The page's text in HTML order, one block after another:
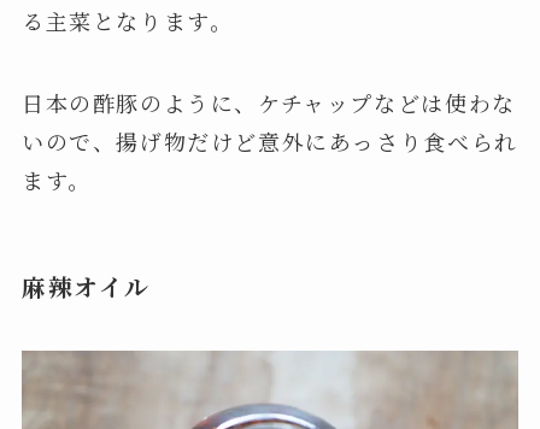
る主菜となります。
日本の酢豚のように、ケチャップなどは使わな
いので、揚げ物だけど意外にあっさり食べられ
ます。
麻辣オイル